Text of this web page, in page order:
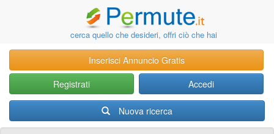
cerca quello che desideri, offri ciò che hai
Inserisci Annuncio Gratis
Registrati
Accedi
Nuova ricerca